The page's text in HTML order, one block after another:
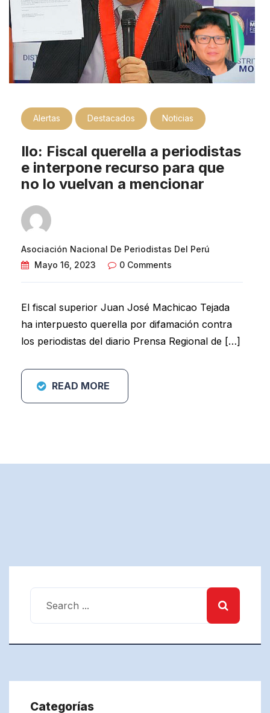
Alertas Destacados Noticias
Ilo: Fiscal querella a periodistas
e interpone recurso para que
no lo vuelvan a mencionar
Asociación Nacional De Periodistas Del Perú
Mayo 16, 2023
0 Comments
El fiscal superior Juan José Machicao Tejada
ha interpuesto querella por difamación contra
los periodistas del diario Prensa Regional de […]
READ MORE
Categorías